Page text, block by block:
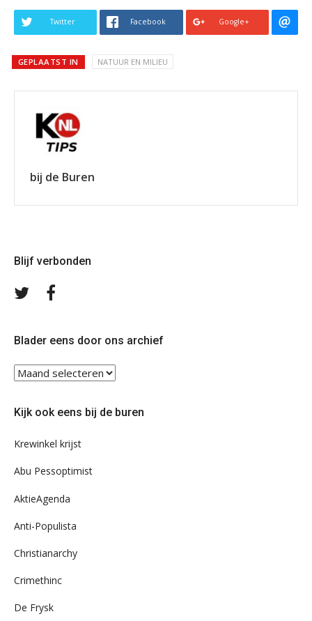
Twitter Facebook Google+
GEPLAATST IN NATUUR EN MILIEU
bij de Buren
Blijf verbonden
Volg
Blader eens door ons archief
Blader
ons
Kijk ook eens bij de buren
Krewinkel krijst
Abu Pessoptimist
AktieAgenda
Anti-Populista
Christianarchy
Crimethinc
De Frysk